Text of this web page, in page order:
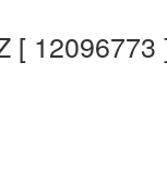
[ 12096773